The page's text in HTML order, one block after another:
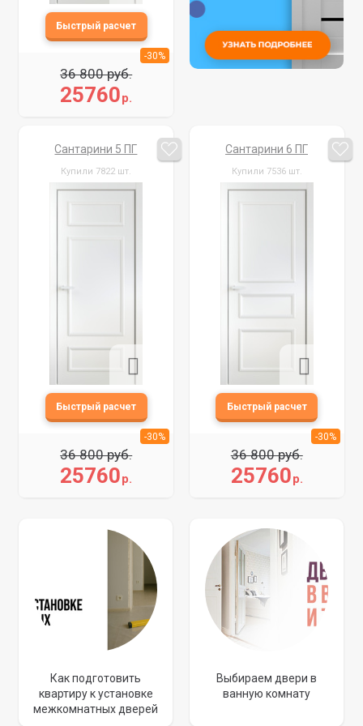
25760р.
36 800 руб.
-30%
Сантарини 5 ПГ
Купили 7822 шт.
25760р.
36 800 руб.
-30%
Сантарини 6 ПГ
Купили 7536 шт.
25760р.
36 800 руб.
-30%
Как подготовить
квартиру к установке
межкомнатных дверей
Выбираем двери в
ванную комнату